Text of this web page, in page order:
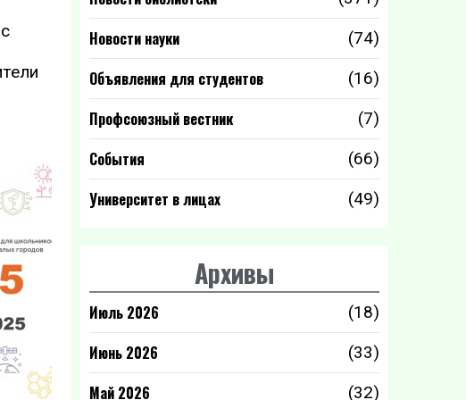
Новости науки (74)
Объявления для студентов (16)
Профсоюзный вестник (7)
События (66)
Университет в лицах (49)
Архивы
Июль 2026 (18)
Июнь 2026 (33)
Май 2026 (32)